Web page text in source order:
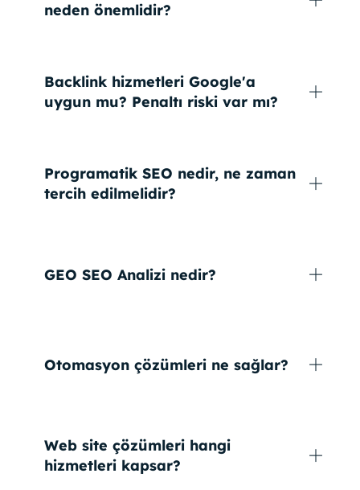
neden önemlidir?
Backlink hizmetleri Google'a
uygun mu? Penaltı riski var mı?
Programatik SEO nedir, ne zaman
tercih edilmelidir?
GEO SEO Analizi nedir?
Otomasyon çözümleri ne sağlar?
Web site çözümleri hangi
hizmetleri kapsar?